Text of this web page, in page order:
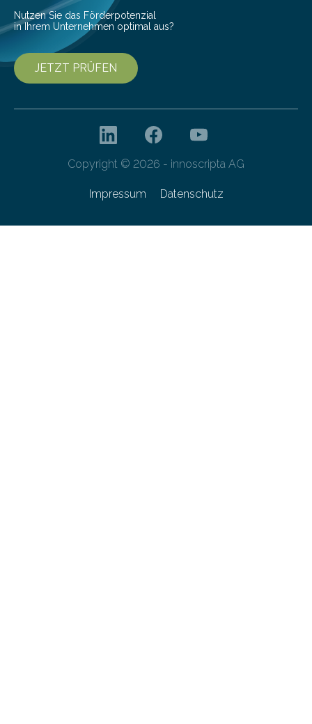
Nutzen Sie das Förderpotenzial
in Ihrem Unternehmen optimal aus?
JETZT PRÜFEN
Copyright © 2026 - innoscripta AG
Impressum Datenschutz